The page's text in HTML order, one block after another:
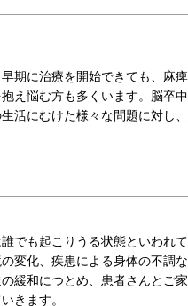
期に治療を開始できても、麻
え悩む方も多くいます。脳卒
活にむけた様々な問題に対し
でも起こりうる状態といわれ
変化、疾患による身体の不調
緩和につとめ、患者さんとご
きます。